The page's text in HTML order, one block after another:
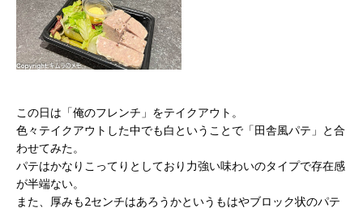
この日は「俺のフレンチ」をテイクアウト。
色々テイクアウトした中でも白ということで「田舎風パテ」と合
わせてみた。
パテはかなりこってりとしており力強い味わいのタイプで存在感
が半端ない。
また、厚みも2センチはあろうかというもはやブロック状のパテ